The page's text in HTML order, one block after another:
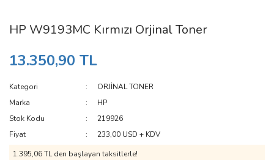
HP W9193MC Kırmızı Orjinal Toner
13.350,90 TL
Kategori
ORJİNAL TONER
Marka
HP
Stok Kodu
219926
Fiyat
233,00 USD + KDV
1.395,06 TL den başlayan taksitlerle!